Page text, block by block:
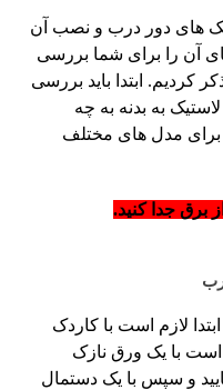
های دور درب و نصب آن
آن را برای شما بررسی
کردیم. ابتدا باید بررسی
به بدنه به چه
مدل های مختلف
برق جدا کنید.
لازم است با کاردک
است با یک ورق نازک
و سپس با یک دستمال